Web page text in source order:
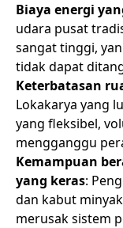
Biaya energi
udara pusat
sangat tinggi,
tidak dapat
Keterbatasan
Lokakarya yang
yang fleksibel,
mengganggu
Kemampuan
yang keras:
dan kabut
merusak sistem